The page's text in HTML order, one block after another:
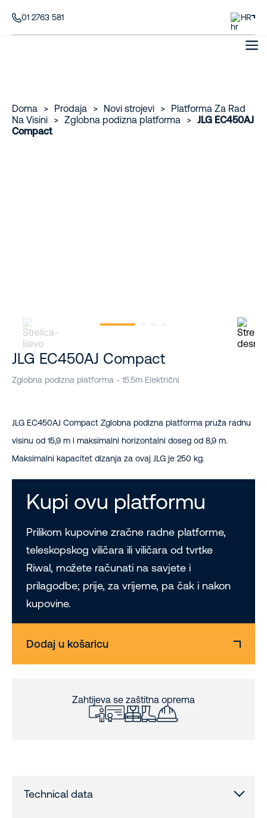
01 2763 581 HR
Doma > Prodaja > Novi strojevi >
Platforma Za Rad
Na Visini
> Zglobna podizna platforma > JLG EC450AJ
Compact
JLG EC450AJ Compact
Zglobna podizna platforma - 15.5m Električni
JLG EC450AJ Compact Zglobna podizna platforma pruža radnu
visinu od 15,9 m i maksimalni horizontalni doseg od 8,9 m.
Maksimalni kapacitet dizanja za ovaj JLG je 250 kg.
Kupi ovu platformu
Prilikom kupovine zračne radne platforme,
teleskopskog viličara ili viličara od tvrtke
Riwal, možete računati na savjete i
prilagodbe; prije, za vrijeme, pa čak i nakon
kupovine.
Dodaj u košaricu
Zahtijeva se zaštitna oprema
Technical data